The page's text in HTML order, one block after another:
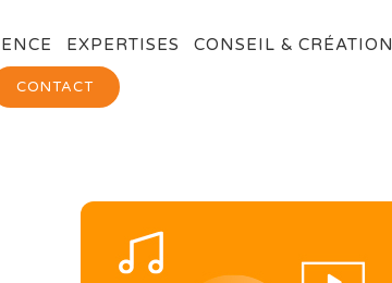
EXPERTISES CONSEIL & CRÉATION
CONTACT